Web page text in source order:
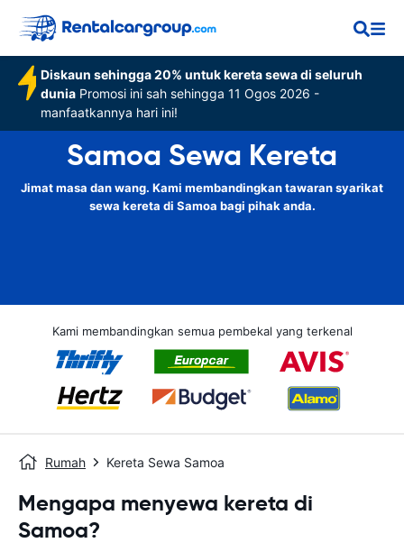
Diskaun sehingga 20% untuk kereta sewa di seluruh
dunia Promosi ini sah sehingga 11 Ogos 2026 -
manfaatkannya hari ini!
Samoa Sewa Kereta
Jimat masa dan wang. Kami membandingkan tawaran syarikat
sewa kereta di Samoa bagi pihak anda.
Kami membandingkan semua pembekal yang terkenal
Rumah Kereta Sewa Samoa
Mengapa menyewa kereta di
Samoa?